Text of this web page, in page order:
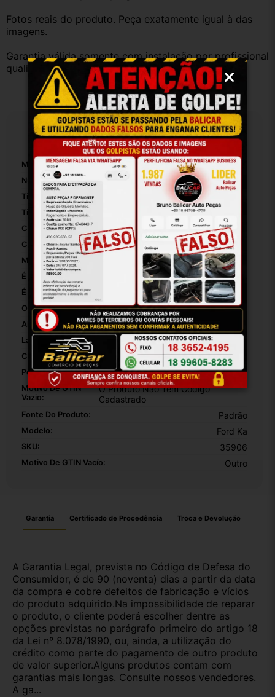
Fotos reais do produto. Peça exatamente igual à das
imagens.
Garantia válida somente com instalação por profissional
qualificado.
Especificações
Marca: Ford
Número De Peça: 35906
Tipo De Pedal:
Tipo De Veículo: Carro/Caminhonete
Comprimento:
Com Superficie Removível: True
Materiais Da Superfície: Borracha
É Original: True
É Esportivo: False
Origem: Brasil
Altura Da Embalagem:
Largura Da Embalagem:
Comprimento Da Embalagem:
Peso Da Embalagem: 1000
Motivo De GTIN
Vazio:
O Produto Não Tem Código
Cadastrado
Fonte Do Produto: Padrão
Modelo: Ford Ka
SKU: 35906
Motivo De GTIN Vacío: Outro
Garantia Certificado de Procedência Troca e Devolução
A Garantia Legal, prevista no Código de Defesa do
Consumidor, é de 90 (noventa) dias a partir da data
da compra e cobre defeitos de fabricação e vícios
do produto adquirido.Na impossibilidade de reparar
o produto, o cliente poderá escolher dentre as
opções previstas no parágrafo primeiro do artigo 18
da Lei nº 8.078/1990, ou, ainda, a utilização do
crédito como parte do pagamento de outro produto
de valor superior.Alguns produtos contam com
garantias mais longas. Consulte nossos vendedores.
A ga...